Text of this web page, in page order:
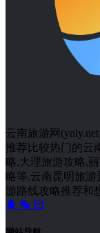
云南旅游网
推荐比较热门的云
略,大理旅游攻略,
略等,云南昆明旅
游路线攻略推荐和